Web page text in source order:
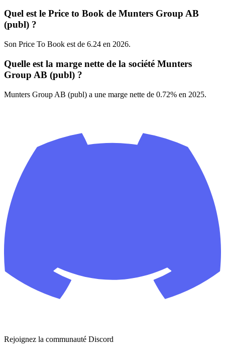
Quel est le Price to Book de Munters Group AB
(publ) ?
Son Price To Book est de 6.24 en 2026.
Quelle est la marge nette de la société Munters
Group AB (publ) ?
Munters Group AB (publ) a une marge nette de 0.72% en 2025.
Rejoignez la communauté Discord